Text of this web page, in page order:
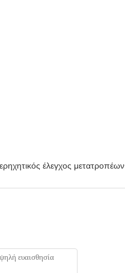
έλεγχος μετατροπέων